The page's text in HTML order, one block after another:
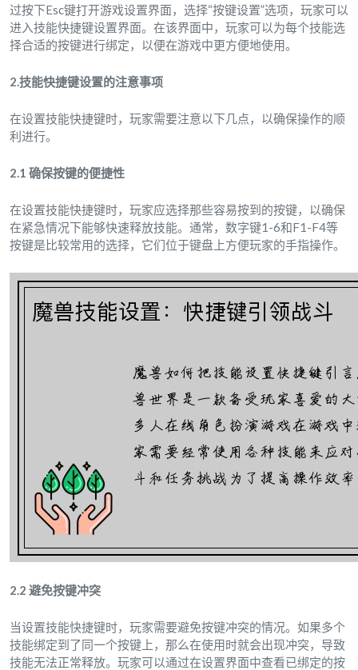
过按下Esc键打开游戏设置界面，选择“按键设置”选项，玩家可以
进入技能快捷键设置界面。在该界面中，玩家可以为每个技能选
择合适的按键进行绑定，以便在游戏中更方便地使用。
2.技能快捷键设置的注意事项
在设置技能快捷键时，玩家需要注意以下几点，以确保操作的顺
利进行。
2.1 确保按键的便捷性
在设置技能快捷键时，玩家应选择那些容易按到的按键，以确保
在紧急情况下能够快速释放技能。通常，数字键1-6和F1-F4等
按键是比较常用的选择，它们位于键盘上方便玩家的手指操作。
2.2 避免按键冲突
当设置技能快捷键时，玩家需要避免按键冲突的情况。如果多个
技能绑定到了同一个按键上，那么在使用时就会出现冲突，导致
技能无法正常释放。玩家可以通过在设置界面中查看已绑定的按